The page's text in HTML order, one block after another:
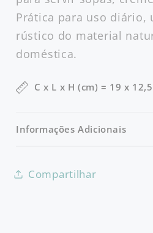
Prática para uso diário,
rústico do material
doméstica.
C x L x H (cm) = 19 x
Informações Adicionais
Compartilhar